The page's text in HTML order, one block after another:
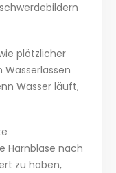
plötzlicher
Wasser läuft,
Harnblase nach
zu haben,